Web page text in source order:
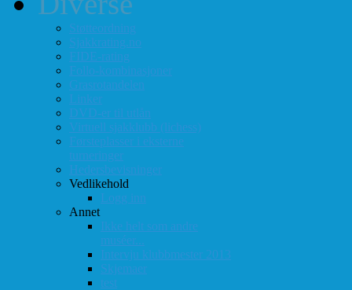
Støtteordning
Sjakkrating.no
FIDE-rating
Follo-kombinasjoner
Grasrotandelen
Linker
DVD-er til utlån
Virtuell sjakklubb (lichess)
Førsteplasser i eksterne
turneringer
Hedersbevisninger
Vedlikehold
Logg inn
Annet
Ikke helt som andre
muséer...
Intervju klubbmester 2013
Skjemaer
test